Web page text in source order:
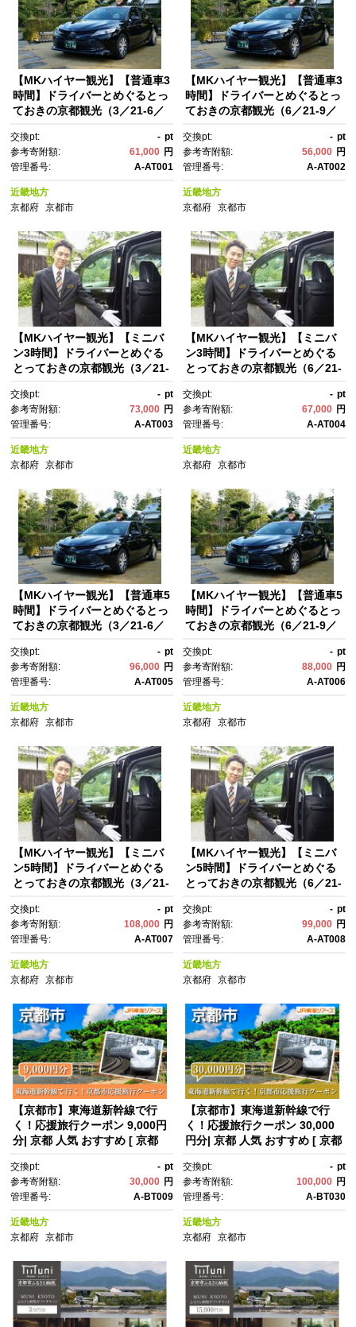
【MKハイヤー観光】【普通車3
時間】ドライバーとめぐるとっ
ておきの京都観光（3／21-6／
光 タクシー 専属 ドライバー 周
遊 プラン 人気 おすすめ ハイヤ
ー サービス 名所 巡り プライベ
ート ツアー お取り寄せ 通販 送
料無料 ふるさと納税 ］
交換pt: - pt
参考寄附額:
61,000 円
管理番号:
A-AT001
近畿地方
京都府
京都市
【MKハイヤー観光】【普通車3
時間】ドライバーとめぐるとっ
ておきの京都観光（6／21-9／
光 タクシー 専属 ドライバー 周
遊 プラン 人気 おすすめ ハイヤ
ー サービス 名所 巡り プライベ
ート ツアー お取り寄せ 通販 送
料無料 ふるさと納税 ］
交換pt: - pt
参考寄附額:
56,000 円
管理番号:
A-AT002
近畿地方
京都府 京都市
【MKハイヤー観光】【ミニバ
ン3時間】ドライバーとめぐる
とっておきの京都観光（3／21-
都 観光 タクシー 専属 ドライバ
ー 周遊 プラン 人気 おすす
め ハイヤー サービス 名所 巡
り プライベート ツアー お取り
寄せ 通販 送料無料 ふるさと納
税 ］
交換pt: - pt
参考寄附額:
73,000 円
管理番号:
A-AT003
近畿地方
京都府
京都市
【MKハイヤー観光】【ミニバ
ン3時間】ドライバーとめぐる
とっておきの京都観光（6／21-
都 観光 タクシー 専属 ドライバ
ー 周遊 プラン 人気 おすす
め ハイヤー サービス 名所 巡
り プライベート ツアー お取り
寄せ 通販 送料無料 ふるさと納
税 ］
交換pt: - pt
参考寄附額:
67,000 円
管理番号:
A-AT004
近畿地方
京都府 京都市
【MKハイヤー観光】【普通車5
時間】ドライバーとめぐるとっ
ておきの京都観光（3／21-6／
光 タクシー 専属 ドライバー 周
遊 プラン 人気 おすすめ ハイヤ
ー サービス 名所 巡り プライベ
ート ツアー お取り寄せ 通販 送
料無料 ふるさと納税 ］
交換pt: - pt
参考寄附額:
96,000 円
管理番号:
A-AT005
近畿地方
京都府
京都市
【MKハイヤー観光】【普通車5
時間】ドライバーとめぐるとっ
ておきの京都観光（6／21-9／
光 タクシー 専属 ドライバー 周
遊 プラン 人気 おすすめ ハイヤ
ー サービス 名所 巡り プライベ
ート ツアー お取り寄せ 通販 送
料無料 ふるさと納税 ］
交換pt: - pt
参考寄附額:
88,000 円
管理番号:
A-AT006
近畿地方
京都府 京都市
【MKハイヤー観光】【ミニバ
ン5時間】ドライバーとめぐる
とっておきの京都観光（3／21-
都 観光 タクシー 専属 ドライバ
ー 周遊 プラン 人気 おすす
め ハイヤー サービス 名所 巡
り プライベート ツアー お取り
寄せ 通販 送料無料 ふるさと納
税 ］
交換pt: - pt
参考寄附額:
108,000 円
管理番号:
A-AT007
近畿地方
京都府
京都市
【MKハイヤー観光】【ミニバ
ン5時間】ドライバーとめぐる
とっておきの京都観光（6／21-
都 観光 タクシー 専属 ドライバ
ー 周遊 プラン 人気 おすす
め ハイヤー サービス 名所 巡
り プライベート ツアー お取り
寄せ 通販 送料無料 ふるさと納
税 ］
交換pt: - pt
参考寄附額:
99,000 円
管理番号:
A-AT008
近畿地方
京都府 京都市
【京都市】東海道新幹線で行
く！応援旅行クーポン 9,000円
分| 京都 人気 おすすめ [ 京都
すすめ 娯楽 休暇 ふるさと納
税 ]
交換pt: - pt
参考寄附額:
30,000 円
管理番号:
A-BT009
近畿地方
京都府
京都市
【京都市】東海道新幹線で行
く！応援旅行クーポン 30,000
円分| 京都 人気 おすすめ [ 京都
すすめ 娯楽 休暇 ふるさと納
税 ]
交換pt: - pt
参考寄附額:
100,000 円
管理番号:
A-BT030
近畿地方
京都府 京都市